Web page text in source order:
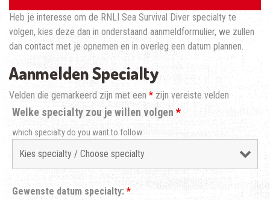
Heb je interesse om de RNLI Sea Survival Diver specialty te
volgen, kies deze dan in onderstaand aanmeldformulier, we zullen
dan contact met je opnemen en in overleg een datum plannen.
Aanmelden Specialty
Velden die gemarkeerd zijn met een * zijn vereiste velden
Welke specialty zou je willen volgen*
which specialty do you want to follow
Gewenste datum specialty: *